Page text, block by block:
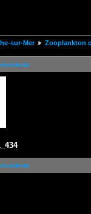
sur-Mer
Zooplankton